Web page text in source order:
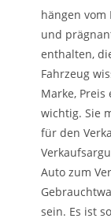
hängen vom
und
enthalten,
Fahrzeug
Marke,
wichtig. Sie
für den
Auto zum
sein. Es ist